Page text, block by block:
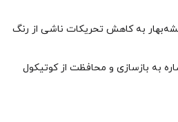
به کاهش تحریکات ناشی از رنگ
به بازسازی و محافظت از کوتیکول